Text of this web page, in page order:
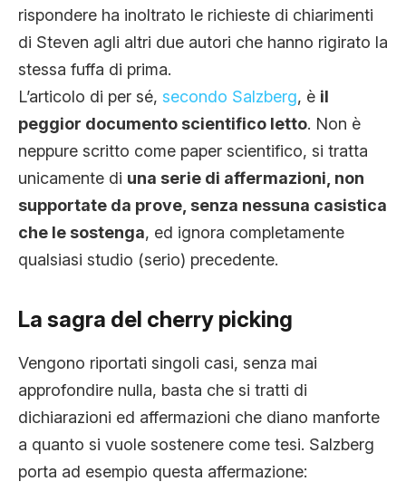
rispondere ha inoltrato le richieste di chiarimenti
di Steven agli altri due autori che hanno rigirato la
stessa fuffa di prima.
L’articolo di per sé, secondo Salzberg, è il
peggior documento scientifico letto. Non è
neppure scritto come paper scientifico, si tratta
unicamente di una serie di affermazioni, non
supportate da prove, senza nessuna casistica
che le sostenga, ed ignora completamente
qualsiasi studio (serio) precedente.
La sagra del cherry picking
Vengono riportati singoli casi, senza mai
approfondire nulla, basta che si tratti di
dichiarazioni ed affermazioni che diano manforte
a quanto si vuole sostenere come tesi. Salzberg
porta ad esempio questa affermazione: